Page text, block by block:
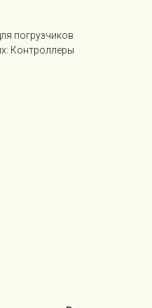
погрузчиков
Контроллеры